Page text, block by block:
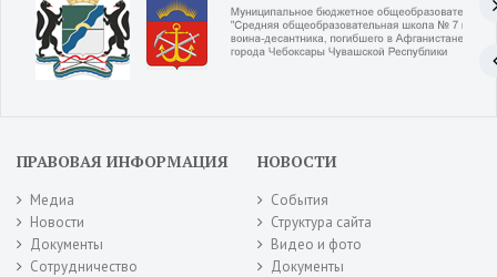
ПРАВОВАЯ ИНФОРМАЦИЯ
Медиа
Новости
Документы
Сотрудничество
НОВОСТИ
События
Структура сайта
Видео и фото
Документы